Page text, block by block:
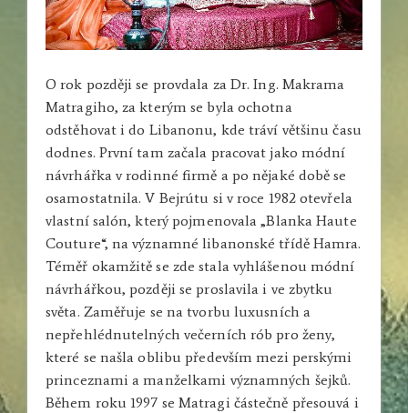
O rok později se provdala za Dr. Ing. Makrama
Matragiho, za kterým se byla ochotna
odstěhovat i do Libanonu, kde tráví většinu času
dodnes. První tam začala pracovat jako módní
návrhářka v rodinné firmě a po nějaké době se
osamostatnila. V Bejrútu si v roce 1982 otevřela
vlastní salón, který pojmenovala „Blanka Haute
Couture“, na významné libanonské třídě Hamra.
Téměř okamžitě se zde stala vyhlášenou módní
návrhářkou, později se proslavila i ve zbytku
světa. Zaměřuje se na tvorbu luxusních a
nepřehlédnutelných večerních rób pro ženy,
které se našla oblibu především mezi perskými
princeznami a manželkami významných šejků.
Během roku 1997 se Matragi částečně přesouvá i